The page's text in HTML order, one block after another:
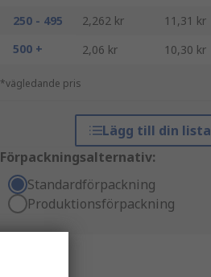
250 - 495
2,262 kr
11,31 kr
500 +
2,06 kr 10,30 kr
*vägledande pris
Lägg till din lista
Förpackningsalternativ:
Standardförpackning
Produktionsförpackning